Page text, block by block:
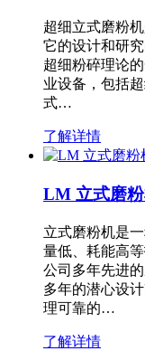
超细立式磨粉
它的设计和研
超细粉碎理论
业设备，包括
式…
了解详情
LM 立式磨
立式磨粉机是
量低、耗能高
公司多年先进
多年的潜心设
理可靠的…
了解详情